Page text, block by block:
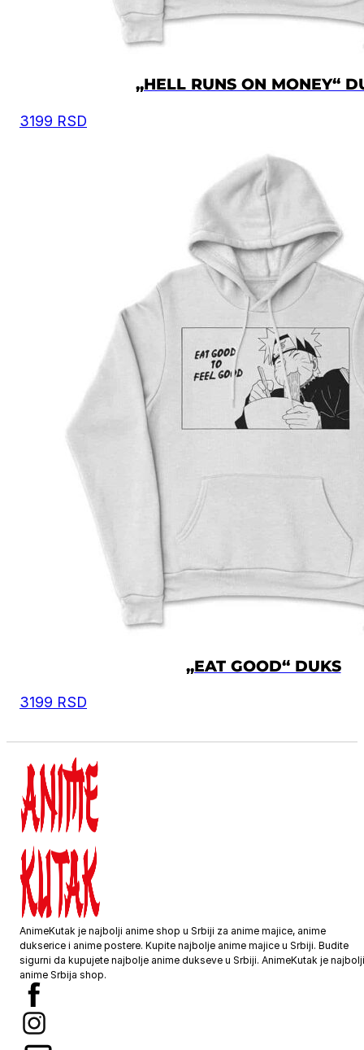
Preporuka je da uzmete proizvod sličnog tipa koji
posedujete, izmerite kao što je prikazano na slici, i
osnovu toga iz tabele odaberete odgovarajuću
Moguća su mala odstupanja u dimenzijama, zbog
ručnog kreiranja proizvoda.
Vrednost je izražena u centimetrima.
VELIČINA ŠIRINA DUŽINA
DUŽINA
RUKAVA
56 60.5 58
58
60.5
63
72.5 62
71
79 65
„HELL RUNS ON MONEY“
3199 RSD
„EAT GOOD“ DUKS
3199 RSD
AnimeKutak je najbolji anime shop u Srbiji za anime majice, anime
dukserice i anime postere. Kupite najbolje anime majice u Srbiji. Budite
sigurni da kupujete najbolje anime dukseve u Srbiji. AnimeKutak je najbolji
anime Srbija shop.